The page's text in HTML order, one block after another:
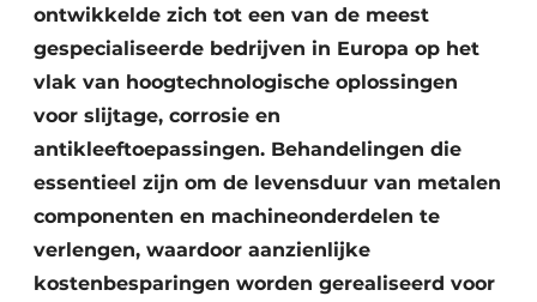
ontwikkelde zich tot een van de meest
gespecialiseerde bedrijven in Europa op het
vlak van hoogtechnologische oplossingen
voor slijtage, corrosie en
antikleeftoepassingen. Behandelingen die
essentieel zijn om de levensduur van metalen
componenten en machineonderdelen te
verlengen, waardoor aanzienlijke
kostenbesparingen worden gerealiseerd voor